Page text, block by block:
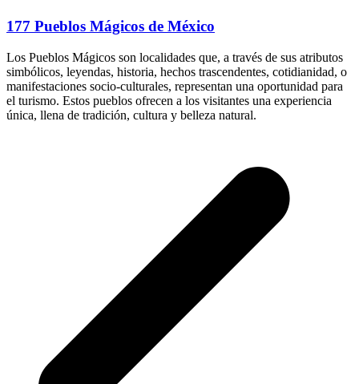
177 Pueblos Mágicos de México
Los Pueblos Mágicos son localidades que, a través de sus atributos
simbólicos, leyendas, historia, hechos trascendentes, cotidianidad, o
manifestaciones socio-culturales, representan una oportunidad para
el turismo. Estos pueblos ofrecen a los visitantes una experiencia
única, llena de tradición, cultura y belleza natural.